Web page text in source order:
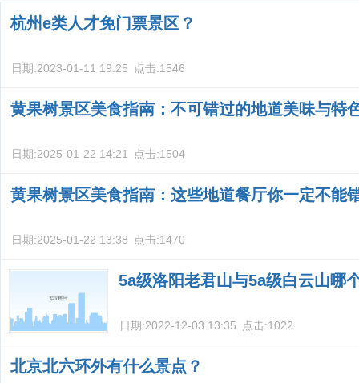
杭州e类人才免门票景区？
日期:2023-01-11 19:25 点击:1546
黄果树景区美食指南：不可错过的地道美味与特
日期:2025-01-22 14:21 点击:1504
黄果树景区美食指南：这些地道餐厅你一定不能
日期:2025-01-22 13:38 点击:1470
5a级洛阳老君山与5a级白云山哪
日期:2022-12-03 13:35 点击:1022
北京北六环外有什么景点？